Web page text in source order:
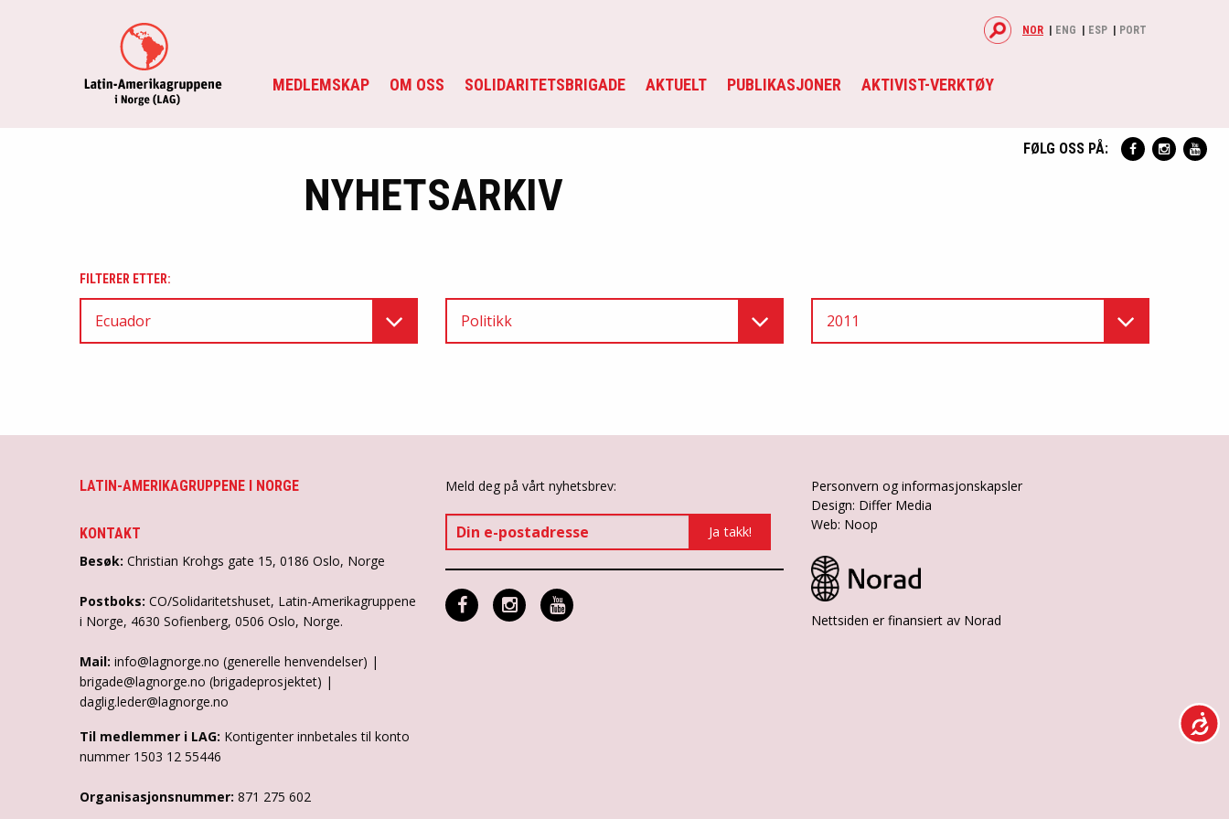
MEDLEMSKAP OM OSS SOLIDARITETSBRIGADE AKTUELT PUBLIKASJONER AKTIVIST-VERKTØY
NOR ENG ESP PORT
FØLG OSS PÅ:
NYHETSARKIV
FILTERER ETTER:
Ecuador Politikk 2011
LATIN-AMERIKAGRUPPENE I NORGE
KONTAKT
Besøk: Christian Krohgs gate 15, 0186 Oslo, Norge
Postboks: CO/Solidaritetshuset, Latin-Amerikagruppene
i Norge, 4630 Sofienberg, 0506 Oslo, Norge.
Mail: info@lagnorge.no (generelle henvendelser) |
brigade@lagnorge.no (brigadeprosjektet) |
daglig.leder@lagnorge.no
Til medlemmer i LAG: Kontigenter innbetales til konto
nummer 1503 12 55446
Organisasjonsnummer: 871 275 602
Meld deg på vårt nyhetsbrev:
Personvern og informasjonskapsler
Design: Differ Media
Web: Noop
Nettsiden er finansiert av Norad